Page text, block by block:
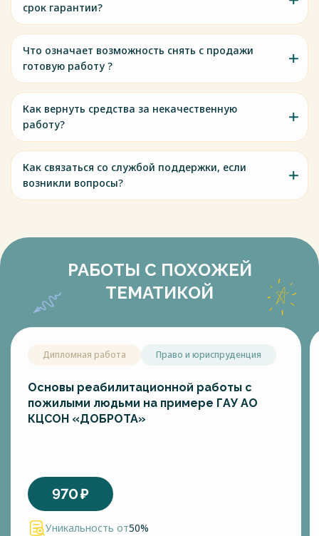
срок гарантии?
Что означает возможность снять с продажи
готовую работу ?
Как вернуть средства за некачественную
работу?
Как связаться со службой поддержки, если
возникли вопросы?
РАБОТЫ С ПОХОЖЕЙ
ТЕМАТИКОЙ
Дипломная работа Право и юриспруденция
Основы реабилитационной работы с
пожилыми людьми на примере ГАУ АО
КЦСОН «ДОБРОТА»
970₽
Уникальность от50%